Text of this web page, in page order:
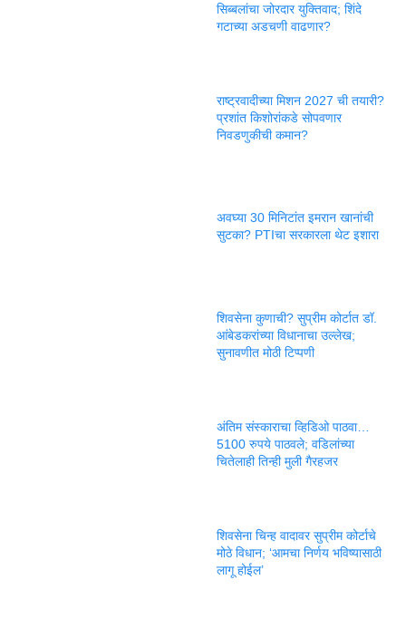
सिब्बलांचा जोरदार युक्तिवाद; शिंदे
गटाच्या अडचणी वाढणार?
राष्ट्रवादीच्या मिशन 2027 ची तयारी?
प्रशांत किशोरांकडे सोपवणार
निवडणुकीची कमान?
अवघ्या 30 मिनिटांत इमरान खानांची
सुटका? PTIचा सरकारला थेट इशारा
शिवसेना कुणाची? सुप्रीम कोर्टात डॉ.
आंबेडकरांच्या विधानाचा उल्लेख;
सुनावणीत मोठी टिप्पणी
अंतिम संस्काराचा व्हिडिओ पाठवा…
5100 रुपये पाठवले; वडिलांच्या
चितेलाही तिन्ही मुली गैरहजर
शिवसेना चिन्ह वादावर सुप्रीम कोर्टाचे
मोठे विधान; ‘आमचा निर्णय भविष्यासाठी
लागू होईल’